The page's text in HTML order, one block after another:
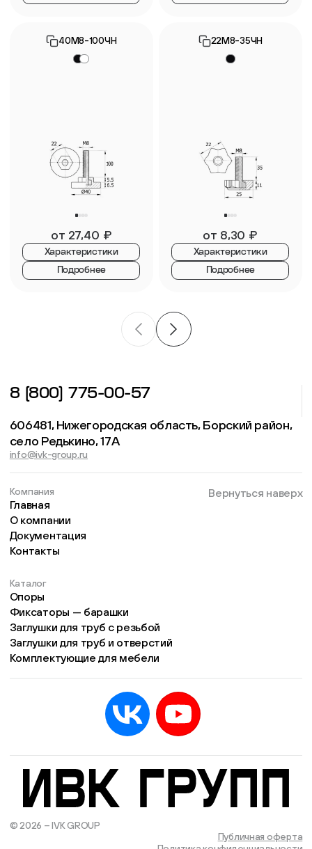
40М8-100ЧН
от 27,40 ₽
Характеристики
Подробнее
22М8-35ЧН
от 8,30 ₽
Характеристики
Подробнее
8 (800) 775-00-57
606481, Нижегородская область, Борский район,
село Редькино, 17А
info@ivk-group.ru
Компания
Главная
О компании
Документация
Контакты
Каталог
Опоры
Фиксаторы — барашки
Заглушки для труб с резьбой
Заглушки для труб и отверстий
Комплектующие для мебели
Вернуться наверх
© 2026 – IVK GROUP
Публичная оферта
Есть учётная запись? Войти